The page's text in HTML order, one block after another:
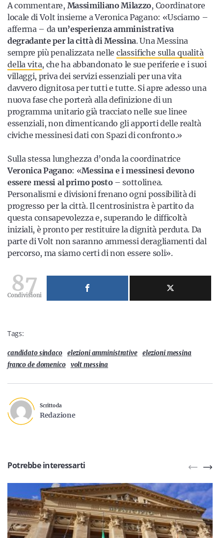
A commentare, Massimiliano Milazzo, Coordinatore
locale di Volt insieme a Veronica Pagano: «Usciamo –
afferma – da un’esperienza amministrativa
degradante per la città di Messina. Una Messina
sempre più penalizzata nelle classifiche sulla qualità
della vita, che ha abbandonato le sue periferie e i suoi
villaggi, priva dei servizi essenziali per una vita
davvero dignitosa per tutti e tutte. Si apre adesso una
nuova fase che porterà alla definizione di un
programma unitario già tracciato nelle sue linee
essenziali, non dimenticando gli apporti delle realtà
civiche messinesi dati con Spazi di confronto.»
Sulla stessa lunghezza d’onda la coordinatrice
Veronica Pagano: «Messina e i messinesi devono
essere messi al primo posto– sottolinea.
Personalismi e divisioni frenano ogni possibilità di
progresso per la città. Il centrosinistra è partito da
questa consapevolezza e, superando le difficoltà
iniziali, è pronto per restituire la dignità perduta. Da
parte di Volt non saranno ammessi deragliamenti dal
percorso, ma siamo certi di non essere soli».
87
Condivisioni
Tags:
candidato sindaco elezioni amministrative elezioni messina
franco de domenico
volt messina
Scritto da
Redazione
Potrebbe interessarti